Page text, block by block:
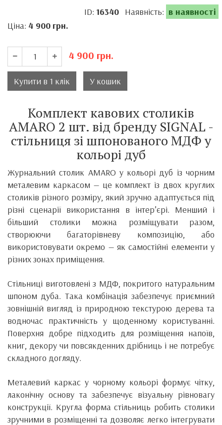
ID: 16340Наявність: в наявності
Ціна: 4 900 грн.
4 900 грн.
Купити в 1 клік У кошик
Комплект кавових столиків
AMARO 2 шт. від бренду SIGNAL -
стільниця зі шпонованого МДФ у
кольорі дуб
Журнальний столик AMARO у кольорі дуб із чорним
металевим каркасом — це комплект із двох круглих
столиків різного розміру, який зручно адаптується під
різні сценарії використання в інтер’єрі. Менший і
більший столики можна розміщувати разом,
створюючи багаторівневу композицію, або
використовувати окремо — як самостійні елементи у
різних зонах приміщення.
Стільниці виготовлені з МДФ, покритого натуральним
шпоном дуба. Така комбінація забезпечує приємний
зовнішній вигляд із природною текстурою дерева та
водночас практичність у щоденному користуванні.
Поверхня добре підходить для розміщення напоїв,
книг, декору чи повсякденних дрібниць і не потребує
складного догляду.
Металевий каркас у чорному кольорі формує чітку,
лаконічну основу та забезпечує візуальну рівновагу
конструкції. Кругла форма стільниць робить столики
зручними в розміщенні та дозволяє легко інтегрувати